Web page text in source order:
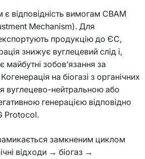
відповідність вимогам CBAM
Mechanism). Для
продукцію до ЄС,
знижує вуглецевий слід і,
майбутні зобов’язання за
на біогазі з органічних
вуглецево-нейтральною або
генерацією відповідно
Protocol.
замкненим циклом
відходи → біогаз →